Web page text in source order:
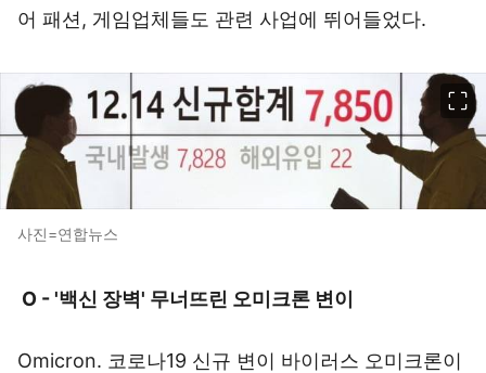
어 패션, 게임업체들도 관련 사업에 뛰어들었다.
사진=연합뉴스
O - '백신 장벽' 무너뜨린 오미크론 변이
Omicron. 코로나19 신규 변이 바이러스 오미크론이